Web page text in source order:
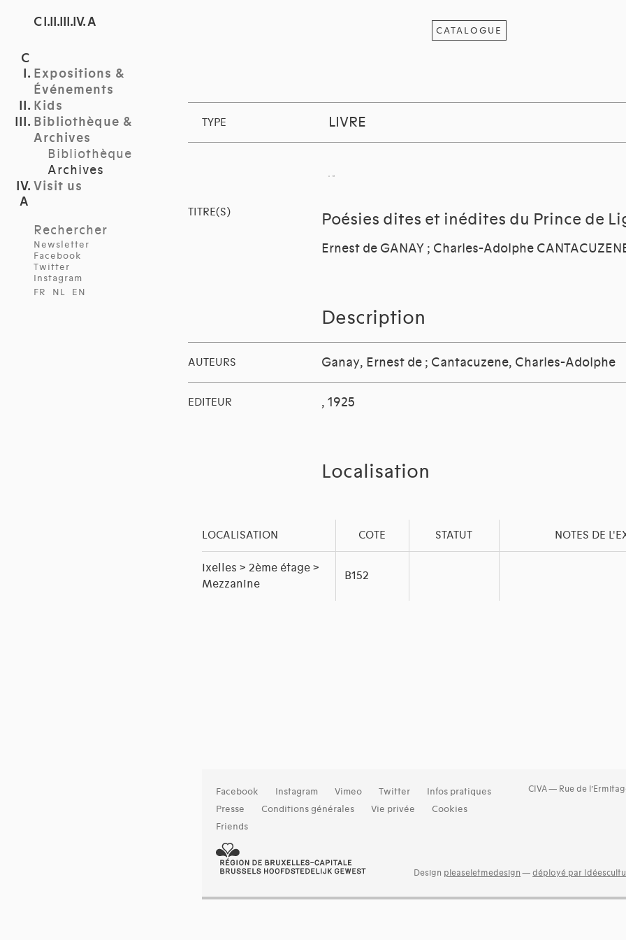
C I.II.III.IV. A
Expositions &
Événements
Kids
Bibliothèque &
Archives
Bibliothèque
Archives
Visit us
Rechercher
Newsletter
Facebook
Twitter
Instagram
FR
NL EN
CATALOGUE
TYPE LIVRE
TITRE(S) Poésies dites et inédites du Prince de
Ernest de GANAY ; Charles-Adolphe
Description
AUTEURS Ganay, Ernest de ; Cantacuzene, Charles-Adolphe
EDITEUR , 1925
Localisation
LOCALISATION COTE STATUT NOTES DE
Ixelles > 2ème étage >
Mezzanine
B152
Facebook Instagram Vimeo Twitter
Infos pratiques
Presse
Conditions générales Vie privée
Cookies
Friends
CIVA — Rue de
Design pleaseletmedesign —déployé par